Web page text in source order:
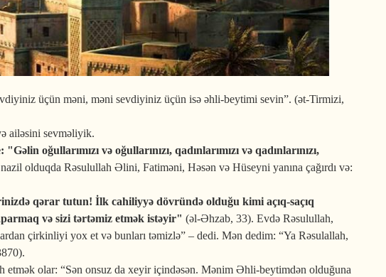
üçün məni, məni sevdiyiniz üçün isə əhli-beytimi sevin”. (ət-Tirmizi,
ailəsini sevməliyik.
oğullarımızı və oğullarınızı, qadınlarımızı və qadınlarınızı,
olduqda Rəsulullah Əlini, Fatiməni, Həsən və Hüseyni yanına çağırdı və:
qərar tutun! İlk cahiliyyə dövründə olduğu kimi açıq-saçıq
və sizi tərtəmiz etmək istəyir" (əl-Əhzab, 33). Evdə Rəsulullah,
çirkinliyi yox et və bunları təmizlə” – dedi. Mən dedim: “Ya Rəsulallah,
etmək olar: “Sən onsuz da xeyir içindəsən. Mənim Əhli-beytimdən olduğuna